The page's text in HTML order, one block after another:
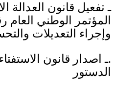
ـ تفعيل قانون العدالة
المؤتمر الوطني العام
وإجراء التعديلات
.ـ اصدار قانون
الدستور